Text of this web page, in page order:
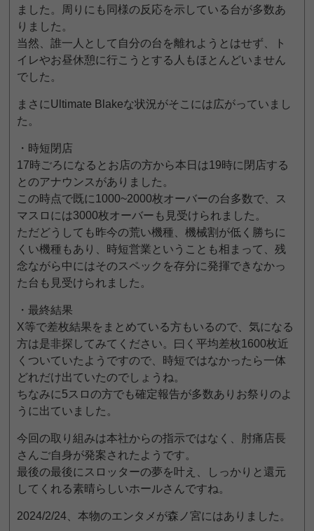
ました。周りにも同様の反応を示している台が多数あ
りました。
当然、誰一人として自分の台を離れようとはせず、ト
イレやお昼休憩に行こうとする人もほとんどいません
でした。
まさにUltimate Blakeな状況がそこには広がっていまし
た。
・時短閉店
17時ごろになるとお店の方から本日は19時に閉店する
とのアナウンスがありました。
この時点で既に1000~2000枚オーバーの台多数で、ス
マスロには3000枚オーバーも見受けられました。
ただどうしても昨今の荒い機種、機械割が低く勝ちに
くい機種もあり、時短営業ということも相まって、残
念ながら中にはそのスペックを存分に発揮できなかっ
た台も見受けられました。
・最終結果
X等で差枚結果をまとめている方もいるので、気になる
方は是非探してみてください。曰く平均差枚1600枚近
くついていたようですので、時短ではなかったら一体
どれだけ出ていたのでしょうね。
ちなみに5スロの方でも確定報告が多数ありお祭りのよ
うに出ていました。
今回の取り組みは本社からの指示ではなく、肘痛店長
さんご自身が発案されたようです。
最後の最後にスロッターの夢を叶え、しっかりと還元
してくれる素晴らしいホールさんですね。
2024/2/24、本物のエンタメが森ノ宮にはありました。